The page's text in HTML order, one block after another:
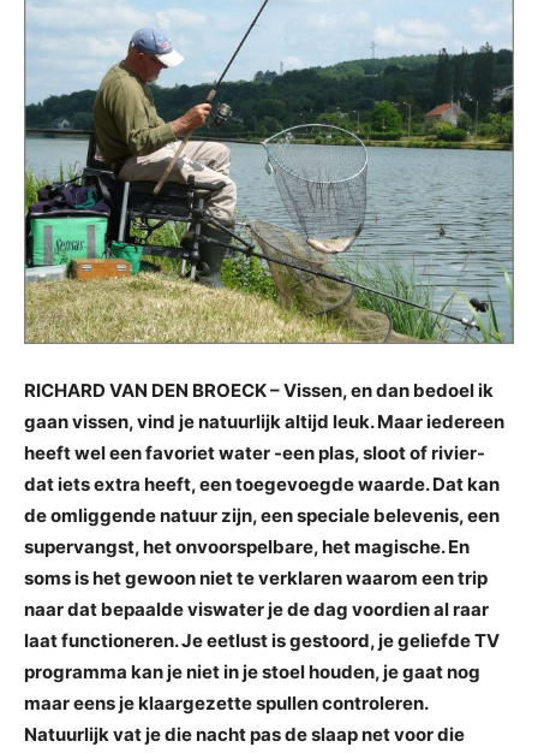
RICHARD VAN DEN BROECK – Vissen, en dan bedoel ik
gaan vissen, vind je natuurlijk altijd leuk. Maar iedereen
heeft wel een favoriet water -een plas, sloot of rivier-
dat iets extra heeft, een toegevoegde waarde. Dat kan
de omliggende natuur zijn, een speciale belevenis, een
supervangst, het onvoorspelbare, het magische. En
soms is het gewoon niet te verklaren waarom een trip
naar dat bepaalde viswater je de dag voordien al raar
laat functioneren. Je eetlust is gestoord, je geliefde TV
programma kan je niet in je stoel houden, je gaat nog
maar eens je klaargezette spullen controleren.
Natuurlijk vat je die nacht pas de slaap net voor die